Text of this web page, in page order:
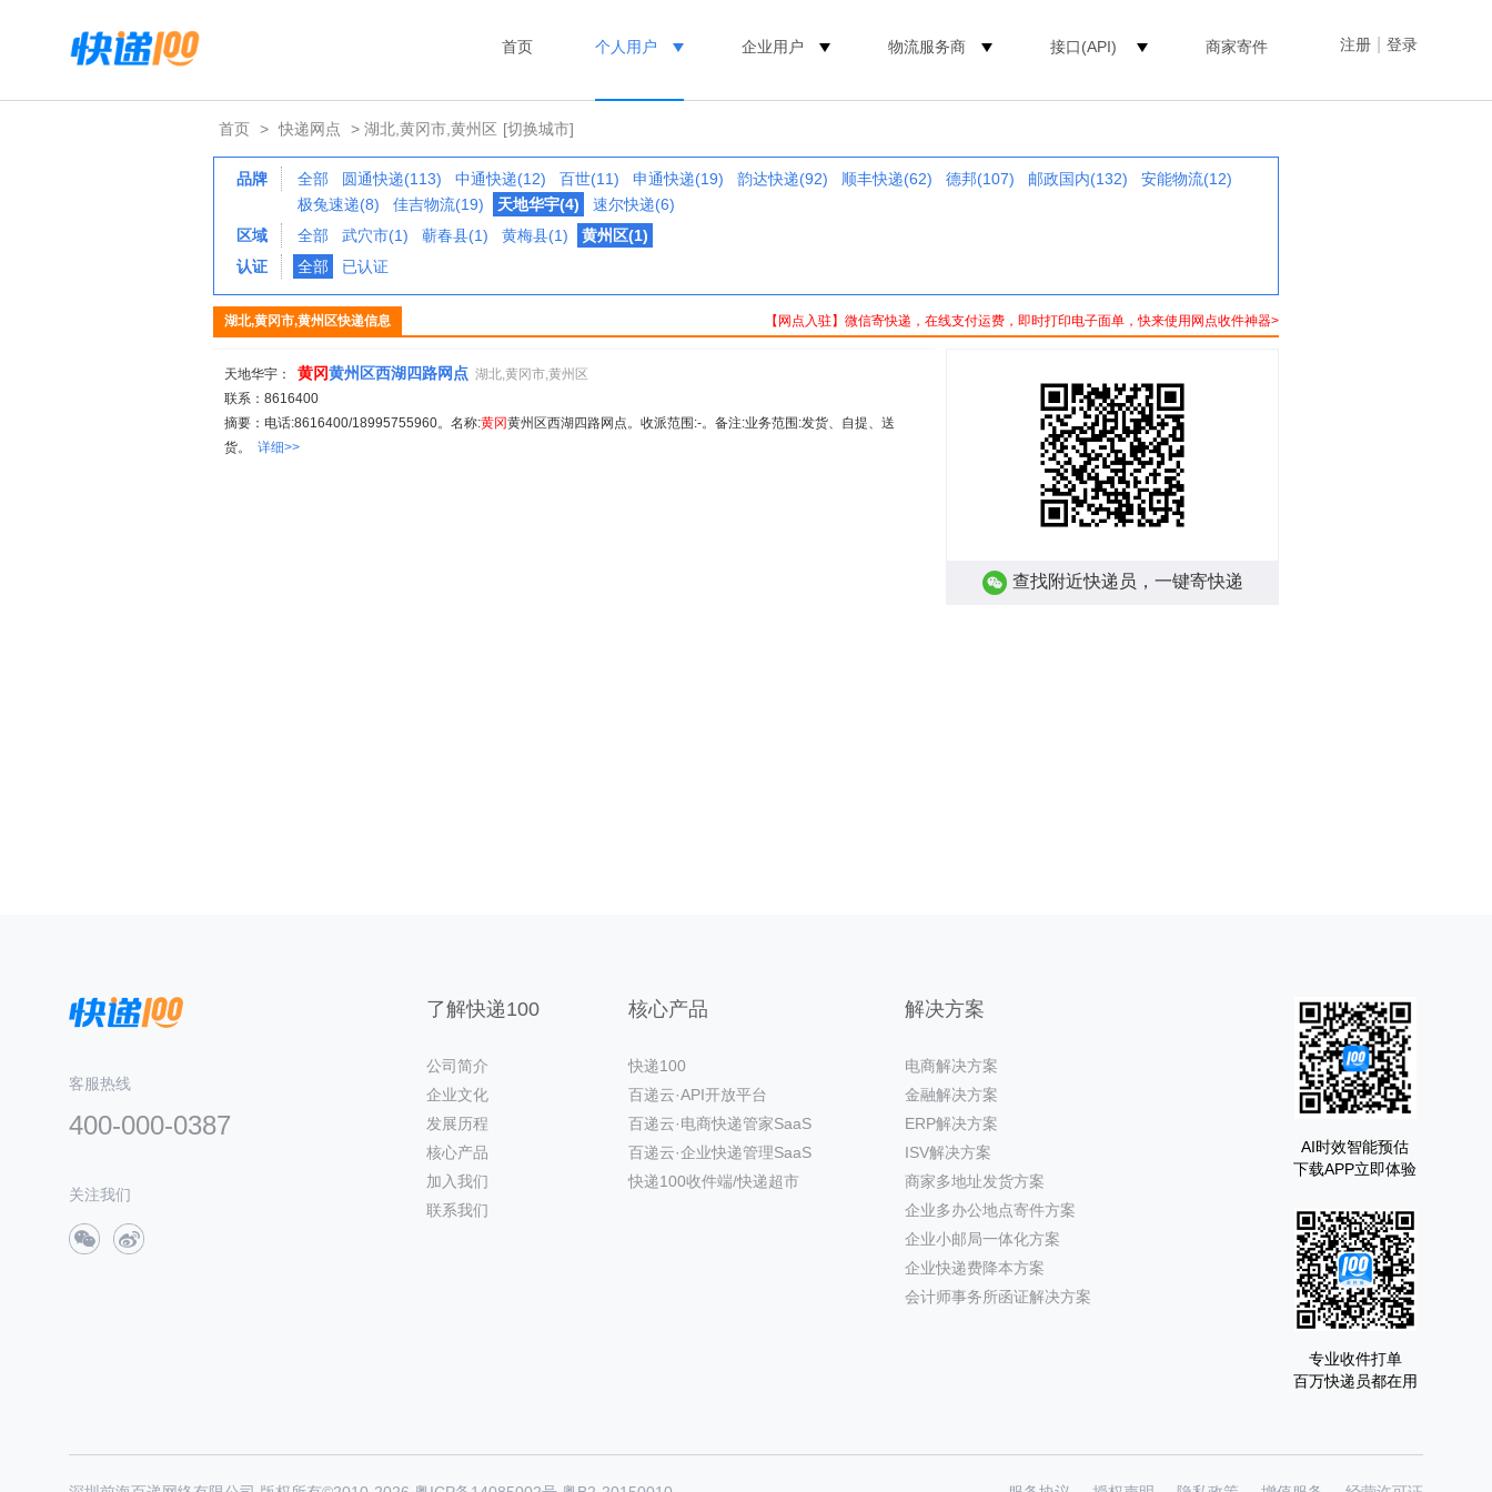
注册 登录
首页 个人用户 企业用户 物流服务商 接口(API) 商家寄件
首页 > 快递网点 > 湖北,黄冈市,黄州区 [切换城市]
品牌 全部 圆通快递(113) 中通快递(12) 百世(11) 申通快递(19) 韵达快递(92) 顺丰快递(62) 德邦(107) 邮政国内(132)
安能物流(12)
极兔速递(8)
佳吉物流(19) 天地华宇(4)
速尔快递(6)
区域
全部 武穴市(1) 蕲春县(1) 黄梅县(1)
黄州区(1)
认证
全部 已认证
【网点入驻】微信寄快递，在线支付运费，即时打印电子面单，快来使用网点收件神器>
湖北,黄冈市,黄州区快递信息
天地华宇： 黄冈黄州区西湖四路网点 湖北,黄冈市,黄州区
联系：8616400
摘要：电话:8616400/18995755960。名称:黄冈黄州区西湖四路网点。收派范围:-。备注:业务范围:发货、自提、送
货。 详细>>
查找附近快递员，一键寄快递
客服热线
400-000-0387
关注我们
了解快递100
公司简介
企业文化
发展历程
核心产品
加入我们
联系我们
核心产品
快递100
百递云·API开放平台
百递云·电商快递管家SaaS
百递云·企业快递管理SaaS
快递100收件端/快递超市
解决方案
电商解决方案
金融解决方案
ERP解决方案
ISV解决方案
商家多地址发货方案
企业多办公地点寄件方案
企业小邮局一体化方案
企业快递费降本方案
会计师事务所函证解决方案
AI时效智能预估
下载APP立即体验
专业收件打单
百万快递员都在用